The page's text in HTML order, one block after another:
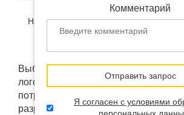
Наличие: В наличии (на удалённом
Выбранный товар "Зарядка-розетка
логотипом" мы можем изменить под
потребности: брендировать,
разработать "под ключ".
Комментарий
Отправить запрос
Я согласен с условиями